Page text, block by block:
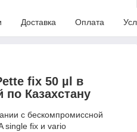
Доставка Оплата
fix 50 µl в
Казахстану
с бескомпромиссной
single fix и vario